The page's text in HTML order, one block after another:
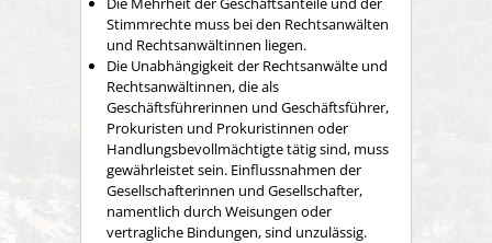
Stimmrechte muss bei den Rechtsanwälten
und Rechtsanwältinnen liegen.
Die Unabhängigkeit der Rechtsanwälte und
Rechtsanwältinnen, die als
Geschäftsführerinnen und Geschäftsführer,
Prokuristen und Prokuristinnen oder
Handlungsbevollmächtigte tätig sind, muss
gewährleistet sein. Einflussnahmen der
Gesellschafterinnen und Gesellschafter,
namentlich durch Weisungen oder
vertragliche Bindungen, sind unzulässig.